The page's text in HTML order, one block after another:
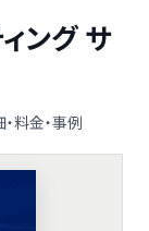
ング サ
料金・事例